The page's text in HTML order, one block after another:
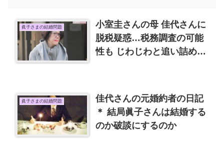
眞子さまの結婚問題
小室圭さんの母 佳代さんに
脱税疑惑…税務調査の可能
性も じわじわと追い詰めら
眞子さまの結婚問題
佳代さんの元婚約者の日記
＊ 結局眞子さんは結婚する
のか破談にするのか